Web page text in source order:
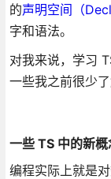
的声明空间（
字和语法。
对我来说，学习
一些我之前很少
一些 TS 中的新概
编程实际上就是